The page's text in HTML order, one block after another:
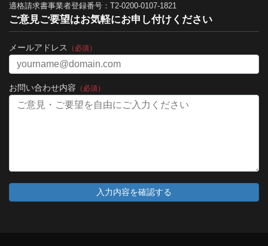
適格請求書事業者登録番号：T2-0200-0107-1821
ご意見ご要望はお気軽にお申し付けください
メールアドレス （必須）
お問い合わせ内容 （必須）